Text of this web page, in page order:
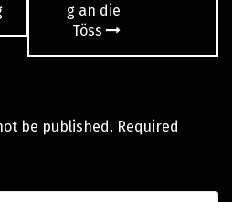
g an die
Töss
be published. Required